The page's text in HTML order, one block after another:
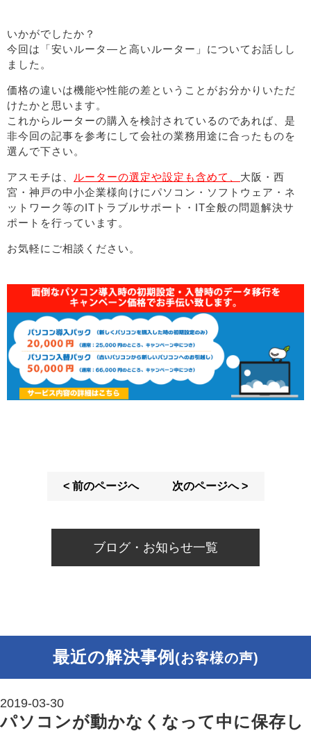
いかがでしたか？
今回は「安いルータ―と高いルーター」についてお話しし
ました。
価格の違いは機能や性能の差ということがお分かりいただ
けたかと思います。
これからルーターの購入を検討されているのであれば、是
非今回の記事を参考にして会社の業務用途に合ったものを
選んで下さい。
アスモチは、 ルーターの選定や設定も含めて、 大阪・西
宮・神戸の中小企業様向けにパソコン・ソフトウェア・ネ
ットワーク等のITトラブルサポート・IT全般の問題解決サ
ポートを行っています。
お気軽にご相談ください。
< 前のページへ 次のページへ >
ブログ・お知らせ一覧
最近の解決事例 (お客様の声)
2019-03-30
パソコンが動かなくなって中に保存し